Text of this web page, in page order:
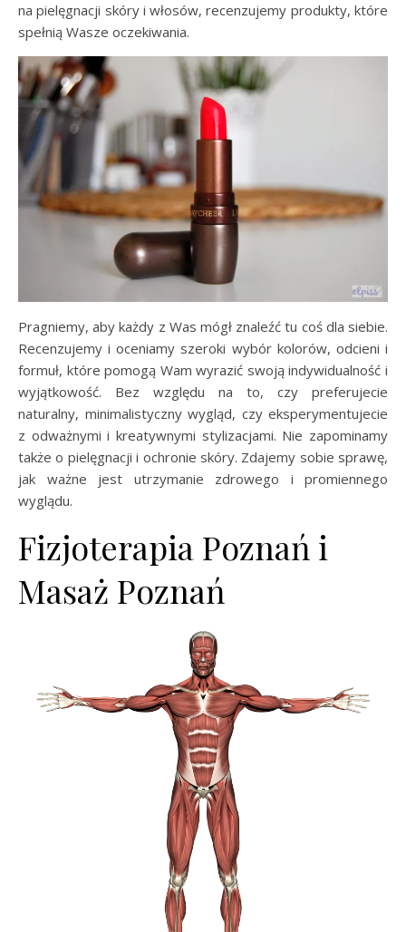
na pielęgnacji skóry i włosów, recenzujemy produkty, które
spełnią Wasze oczekiwania.
Pragniemy, aby każdy z Was mógł znaleźć tu coś dla siebie.
Recenzujemy i oceniamy szeroki wybór kolorów, odcieni i
formuł, które pomogą Wam wyrazić swoją indywidualność i
wyjątkowość. Bez względu na to, czy preferujecie
naturalny, minimalistyczny wygląd, czy eksperymentujecie
z odważnymi i kreatywnymi stylizacjami. Nie zapominamy
także o pielęgnacji i ochronie skóry. Zdajemy sobie sprawę,
jak ważne jest utrzymanie zdrowego i promiennego
wyglądu.
Fizjoterapia Poznań i
Masaż Poznań